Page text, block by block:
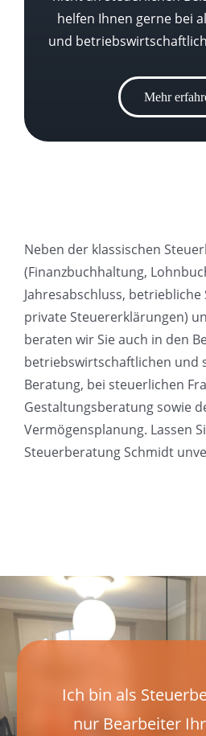
helfen Ihnen gerne bei
und
Mehr
Neben der klassischen
(Finanzbuchhaltung,
Jahresabschluss,
private Steuererklärungen)
beraten wir Sie auch in den
betriebswirtschaftlichen und
Beratung, bei steuerlichen
Gestaltungsberatung sowie
Vermögensplanung. Lassen
Steuerberatung Schmidt
Ich bin als
nur Bearbeiter